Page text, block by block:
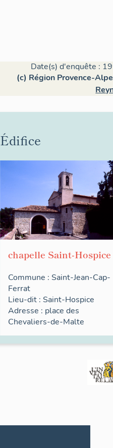
Date(s) d'enquête :
(c) Région Provence-
Édifice
chapelle Saint-Hospice
Commune : Saint-Jean-Cap-
Ferrat
Lieu-dit : Saint-Hospice
Adresse : place des
Chevaliers-de-Malte